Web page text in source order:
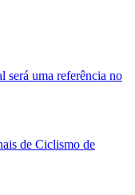
será uma referência no
de Ciclismo de